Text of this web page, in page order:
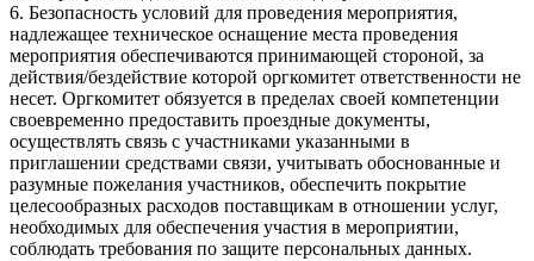
6. Безопасность условий для проведения мероприятия,
надлежащее техническое оснащение места проведения
мероприятия обеспечиваются принимающей стороной, за
действия/бездействие которой оргкомитет ответственности не
несет. Оргкомитет обязуется в пределах своей компетенции
своевременно предоставить проездные документы,
осуществлять связь с участниками указанными в
приглашении средствами связи, учитывать обоснованные и
разумные пожелания участников, обеспечить покрытие
целесообразных расходов поставщикам в отношении услуг,
необходимых для обеспечения участия в мероприятии,
соблюдать требования по защите персональных данных.